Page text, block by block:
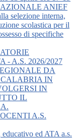
ANIEF
selezione interna,
scolastica per il
di specifiche
- A.S. 2026/2027
DA
IN
IN
IL
A.S.
ed ATA a.s.